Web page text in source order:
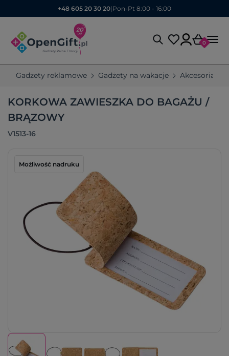
+48 605 20 30 20| Pon-Pt 8:00 - 16:00
0
Gadżety reklamowe Gadżety na wakacje Akcesoria
KORKOWA ZAWIESZKA DO BAGAŻU /
BRĄZOWY
V1513-16
Możliwość nadruku